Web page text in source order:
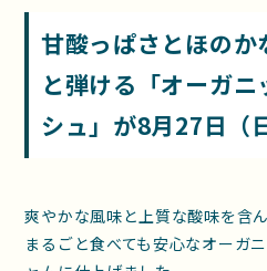
甘酸っぱさとほのか
と弾ける「オーガ
シュ」が8月27日（
爽やかな風味と上質な酸味を含
まるごと食べても安心なオーガ